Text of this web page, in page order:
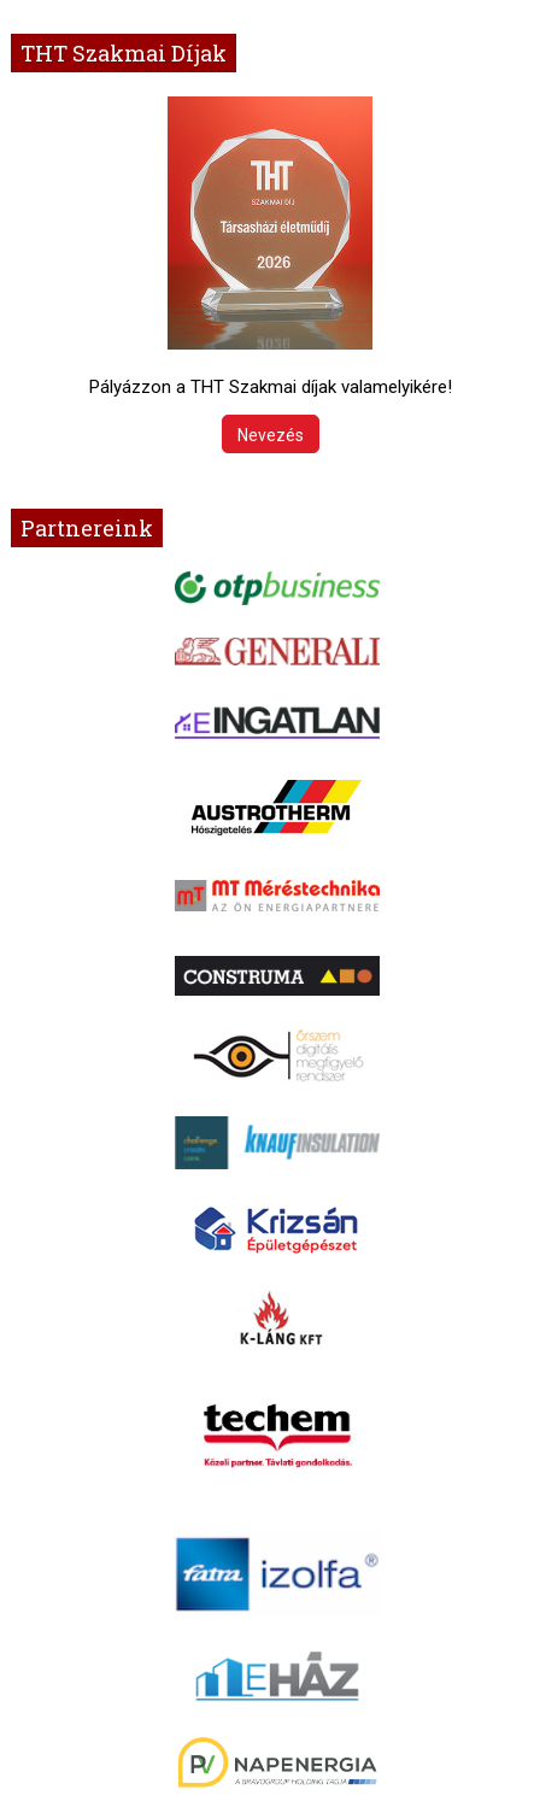
THT Szakmai Díjak
Pályázzon a THT Szakmai díjak valamelyikére!
Nevezés
Partnereink